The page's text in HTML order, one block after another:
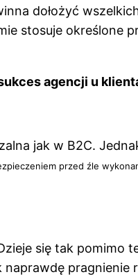
dołożyć
stosuje
agencji u
jak w B2C.
przed źle
się tak